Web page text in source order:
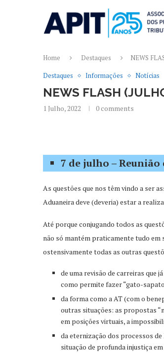
Home Destaques
NEWS
Destaques
Informações Notícias
NEWS FLASH
1 Julho, 2022 0 comments
7 de julho –
As questões que nos têm vindo a ser
Aduaneira deve (deveria) estar a
Até porque conjugando todos as
não só mantém praticamente tudo em
ostensivamente todas as outras
de uma revisão de carreiras que
como permite fazer “gato-
da forma como a AT (com o
outras situações: as propostas
em posições virtuais, a
da eternização dos processos
situação de profunda injustiça